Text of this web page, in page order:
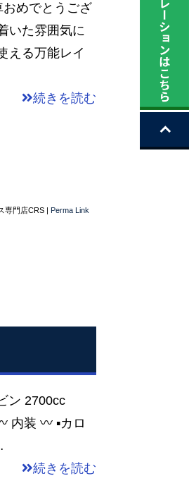
めでとうござ
いた雰囲気に
える万能レイ
続きを読む
専門店CRS | Perma Link
ン 2700cc
内装 〰 ▪カロ
続きを読む